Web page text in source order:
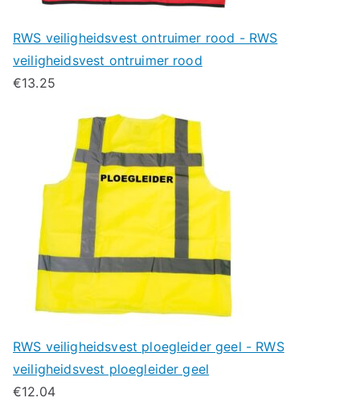
RWS veiligheidsvest ontruimer rood - RWS
veiligheidsvest ontruimer rood
€13.25
RWS veiligheidsvest ploegleider geel - RWS
veiligheidsvest ploegleider geel
€12.04